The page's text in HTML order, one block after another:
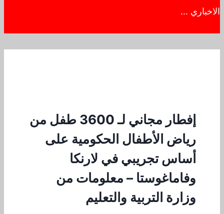
الاخباري …
إفطار مجاني لـ 3600 طفل من
رياض الأطفال الحكومية على
أساس تجريبي في لارنكا
وفاماغوستا – معلومات من
وزارة التربية والتعليم